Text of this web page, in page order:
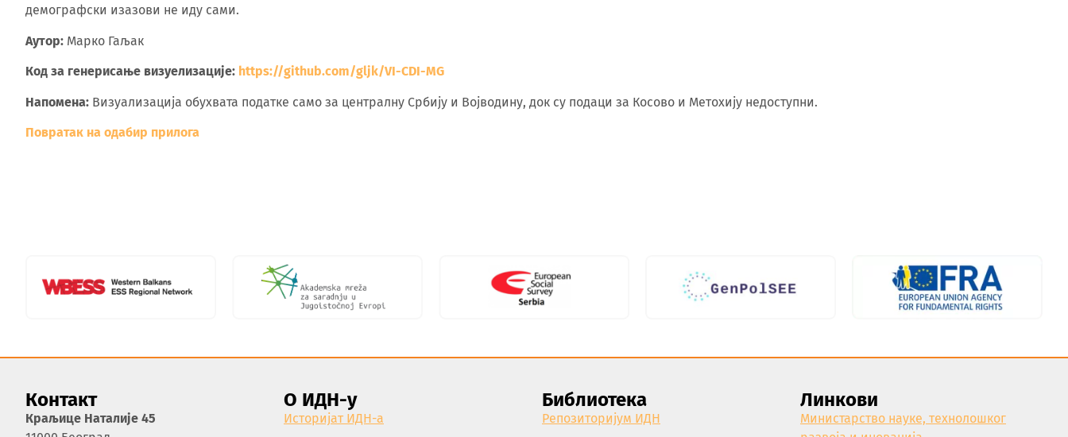
демографски изазови не иду сами.
Аутор: Марко Гаљак
Код за генерисање визуелизације: https://github.com/gljk/VI-CDI-MG
Напомена: Визуализација обухвата податке само за централну Србију и Војводину, док су подаци за Косово и Метохију недоступни.
Повратак на одабир прилога
Контакт
Краљице Наталије 45
О ИДН-у
Историјат ИДН-а
Библиотека
Репозиторијум ИДН
Линкови
Министарство науке, технолошког